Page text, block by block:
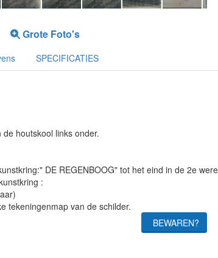
Grote Foto's
SPECIFICATIES
houtskool links onder.
DE REGENBOOG" tot het eind in de 2e
:
tekeningenmap van de schilder.
BEWAREN?